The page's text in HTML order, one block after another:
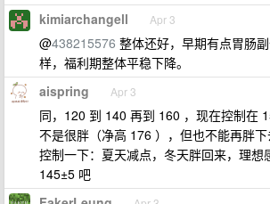
kimiarchangell Apr 3
@438215576 整体还好，早期有点胃肠
样，福利期整体平稳下降。
aispring Apr 3
同，120 到 140 再到 160 ，现在控制在
不是很胖（净高 176 ），但也不能再胖
控制一下：夏天减点，冬天胖回来，理想
145±5 吧